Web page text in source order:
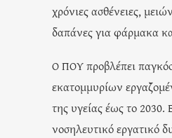
χρόνιες ασθένειες,
δαπάνες για φάρμακα
Ο ΠΟΥ προβλέπει
εκατομμυρίων
της υγείας έως το 2030.
νοσηλευτικό εργατικό